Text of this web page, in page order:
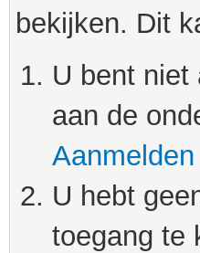
bekijken. Dit
U bent niet
aan de
Aanmelden
U hebt
toegang te